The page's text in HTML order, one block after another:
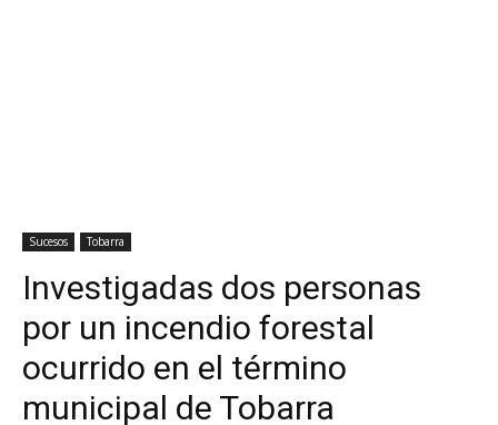
Sucesos Tobarra
Investigadas dos personas
por un incendio forestal
ocurrido en el término
municipal de Tobarra